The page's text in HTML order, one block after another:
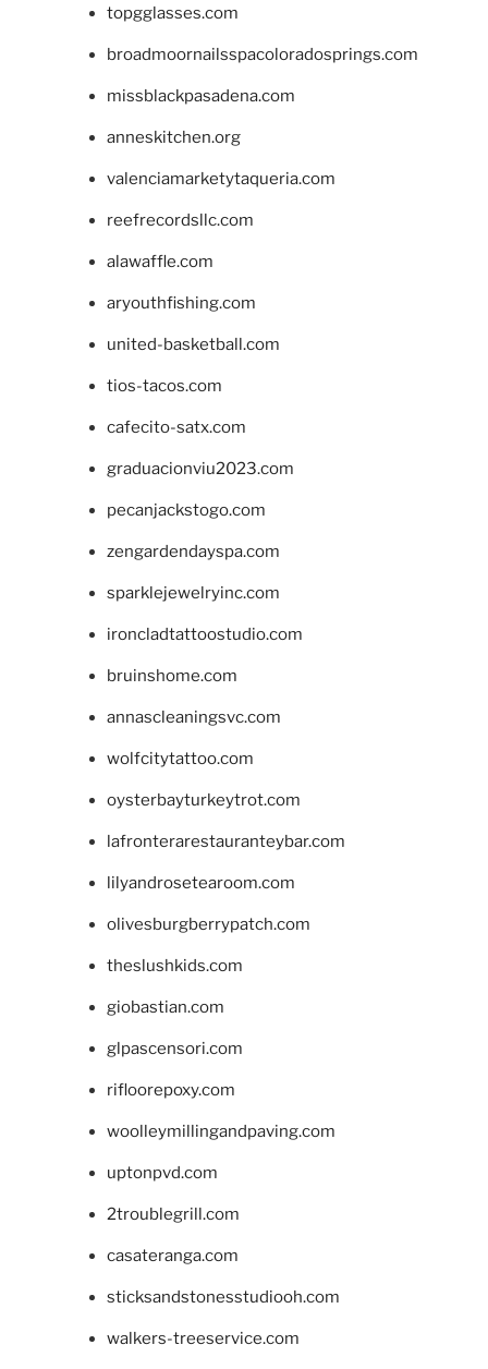
topgglasses.com
broadmoornailsspacoloradosprings.com
missblackpasadena.com
anneskitchen.org
valenciamarketytaqueria.com
reefrecordsllc.com
alawaffle.com
aryouthfishing.com
united-basketball.com
tios-tacos.com
cafecito-satx.com
graduacionviu2023.com
pecanjackstogo.com
zengardendayspa.com
sparklejewelryinc.com
ironcladtattoostudio.com
bruinshome.com
annascleaningsvc.com
wolfcitytattoo.com
oysterbayturkeytrot.com
lafronterarestauranteybar.com
lilyandrosetearoom.com
olivesburgberrypatch.com
theslushkids.com
giobastian.com
glpascensori.com
rifloorepoxy.com
woolleymillingandpaving.com
uptonpvd.com
2troublegrill.com
casateranga.com
sticksandstonesstudiooh.com
walkers-treeservice.com